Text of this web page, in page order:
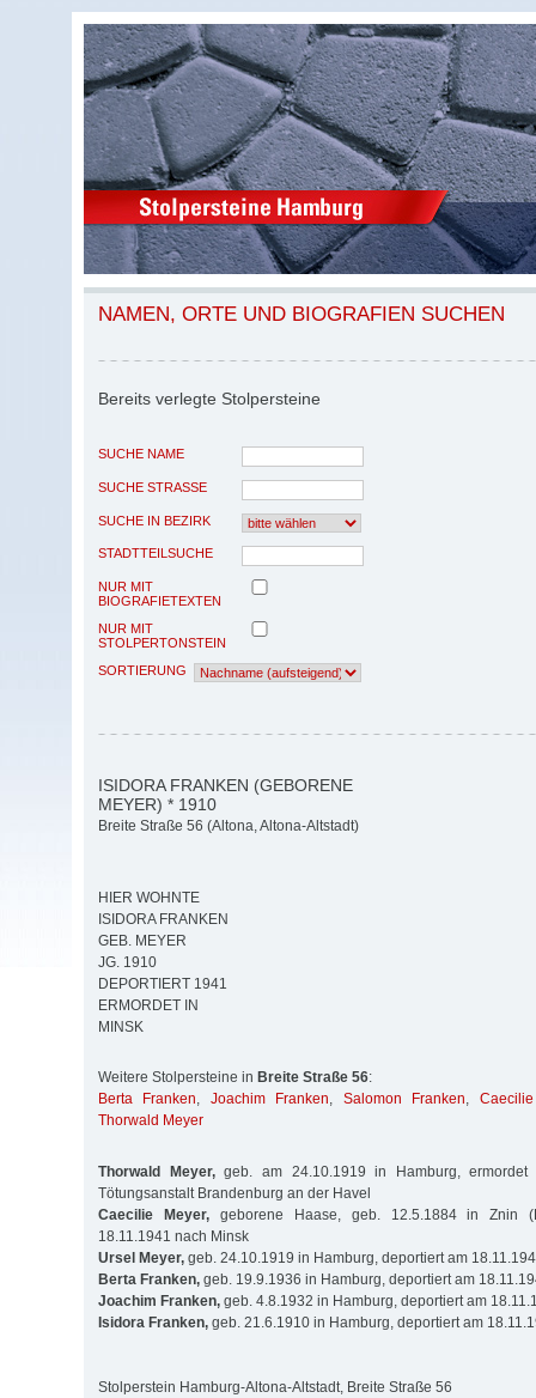
NAMEN, ORTE UND BIOGRAFIEN SUCHEN
Bereits verlegte Stolpersteine
SUCHE NAME
SUCHE STRASSE
SUCHE IN BEZIRK
STADTTEILSUCHE
NUR MIT
BIOGRAFIETEXTEN
NUR MIT
STOLPERTONSTEIN
SORTIERUNG
ISIDORA FRANKEN (GEBORENE
MEYER) * 1910
Breite Straße 56 (Altona, Altona-Altstadt)
HIER WOHNTE
ISIDORA FRANKEN
GEB. MEYER
JG. 1910
DEPORTIERT 1941
ERMORDET IN
MINSK
Weitere Stolpersteine in Breite Straße 56:
Berta Franken, Joachim Franken, Salomon Franken,
Thorwald Meyer
Thorwald Meyer,geb. am 24.10.1919 in Hamburg,
Tötungsanstalt Brandenburg an der Havel
Caecilie Meyer,geborene Haase, geb. 12.5.1884 in Znin
18.11.1941 nach Minsk
Ursel Meyer, geb. 24.10.1919 in Hamburg, deportiert am
Berta Franken, geb. 19.9.1936 in Hamburg, deportiert am
Joachim Franken, geb. 4.8.1932 in Hamburg, deportiert am
Isidora Franken, geb. 21.6.1910 in Hamburg, deportiert am
Stolperstein Hamburg-Altona-Altstadt, Breite Straße 56